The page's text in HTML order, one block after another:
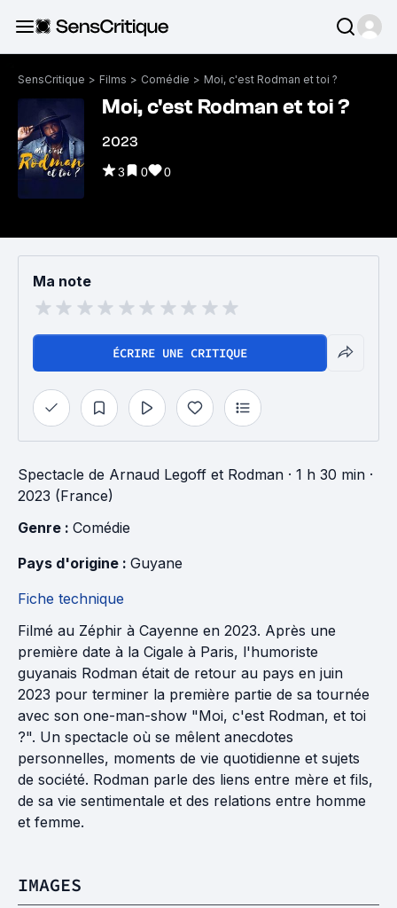
SensCritique > Films > Comédie > Moi, c'est Rodman et toi ?
Moi, c'est Rodman et toi ?
2023
3 0 0
Ma note
ÉCRIRE UNE CRITIQUE
Spectacle de Arnaud Legoff et Rodman · 1 h 30 min ·
2023 (France)
Genre : Comédie
Pays d'origine : Guyane
Fiche technique
Filmé au Zéphir à Cayenne en 2023. Après une
première date à la Cigale à Paris, l'humoriste
guyanais Rodman était de retour au pays en juin
2023 pour terminer la première partie de sa tournée
avec son one-man-show "Moi, c'est Rodman, et toi
?". Un spectacle où se mêlent anecdotes
personnelles, moments de vie quotidienne et sujets
de société. Rodman parle des liens entre mère et fils,
de sa vie sentimentale et des relations entre homme
et femme.
IMAGES